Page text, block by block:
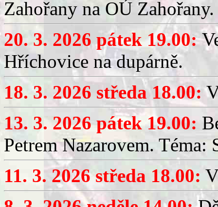
Zahořany na OÚ Zahořany.
20. 3. 2026 pátek 19.00:
Hříchovice na dupárně.
18. 3. 2026 středa 18.00:
13. 3. 2026 pátek 19.00:
Petrem Nazarovem. Téma:
11. 3. 2026 středa 18.00: